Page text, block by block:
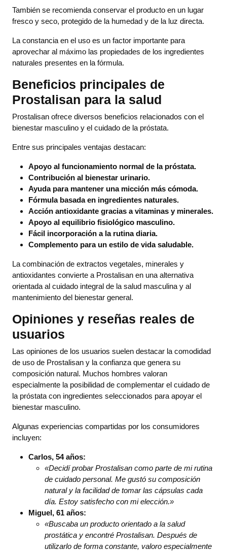
También se recomienda conservar el producto en un lugar
fresco y seco, protegido de la humedad y de la luz directa.
La constancia en el uso es un factor importante para
aprovechar al máximo las propiedades de los ingredientes
naturales presentes en la fórmula.
Beneficios principales de
Prostalisan para la salud
Prostalisan ofrece diversos beneficios relacionados con el
bienestar masculino y el cuidado de la próstata.
Entre sus principales ventajas destacan:
Apoyo al funcionamiento normal de la próstata.
Contribución al bienestar urinario.
Ayuda para mantener una micción más cómoda.
Fórmula basada en ingredientes naturales.
Acción antioxidante gracias a vitaminas y minerales.
Apoyo al equilibrio fisiológico masculino.
Fácil incorporación a la rutina diaria.
Complemento para un estilo de vida saludable.
La combinación de extractos vegetales, minerales y
antioxidantes convierte a Prostalisan en una alternativa
orientada al cuidado integral de la salud masculina y al
mantenimiento del bienestar general.
Opiniones y reseñas reales de
usuarios
Las opiniones de los usuarios suelen destacar la comodidad
de uso de Prostalisan y la confianza que genera su
composición natural. Muchos hombres valoran
especialmente la posibilidad de complementar el cuidado de
la próstata con ingredientes seleccionados para apoyar el
bienestar masculino.
Algunas experiencias compartidas por los consumidores
incluyen:
Carlos, 54 años:
«Decidí probar Prostalisan como parte de mi rutina
de cuidado personal. Me gustó su composición
natural y la facilidad de tomar las cápsulas cada
día. Estoy satisfecho con mi elección.»
Miguel, 61 años:
«Buscaba un producto orientado a la salud
prostática y encontré Prostalisan. Después de
utilizarlo de forma constante, valoro especialmente